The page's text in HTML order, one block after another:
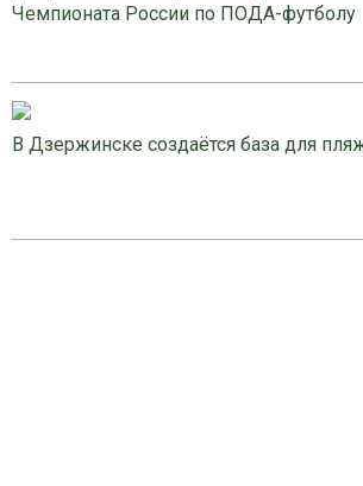
Чемпионата России по ПОДА-футболу
В Дзержинске создаётся база для